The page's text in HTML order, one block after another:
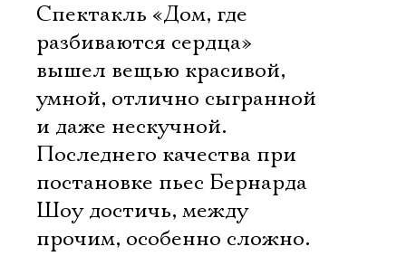
Спектакль «Дом, где
разбиваются сердца»
вышел вещью красивой,
умной, отлично сыгранной
и даже нескучной.
Последнего качества при
постановке пьес Бернарда
Шоу достичь, между
прочим, особенно сложно.